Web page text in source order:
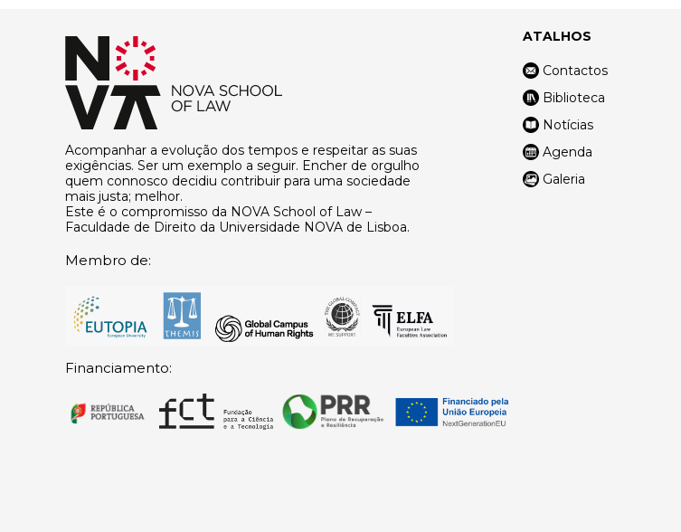
Acompanhar a evolução dos tempos e respeitar as suas
exigências. Ser um exemplo a seguir. Encher de orgulho
quem connosco decidiu contribuir para uma sociedade
mais justa; melhor.
Este é o compromisso da NOVA School of Law –
Faculdade de Direito da Universidade NOVA de Lisboa.
Membro de:
Financiamento:
ATALHOS
Contactos
Biblioteca
Notícias
Agenda
Galeria